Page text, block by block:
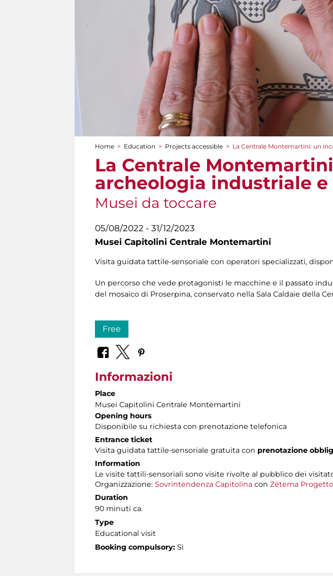
You are here
Home > Education > Projects accessible > La Centrale Montemartini: un
La Centrale
archeologia industriale e
Musei da toccare
05/08/2022 - 31/12/2023
Musei Capitolini Centrale Montemartini
Visita guidata tattile-sensoriale con operatori specializzati,
Un percorso che vede protagonisti le macchine e il passato
del mosaico di Proserpina, conservato nella Sala Caldaie della
Free
Informazioni
Place
Musei Capitolini Centrale Montemartini
Opening hours
Disponibile su richiesta con prenotazione telefonica
Entrance ticket
Visita guidata tattile-sensoriale gratuita con prenotazione
Information
Le visite tattili-sensoriali sono visite rivolte al pubblico dei
Organizzazione: Sovrintendenza Capitolina con Zètema
Duration
90 minuti ca.
Type
Educational visit
Booking compulsory: Sì